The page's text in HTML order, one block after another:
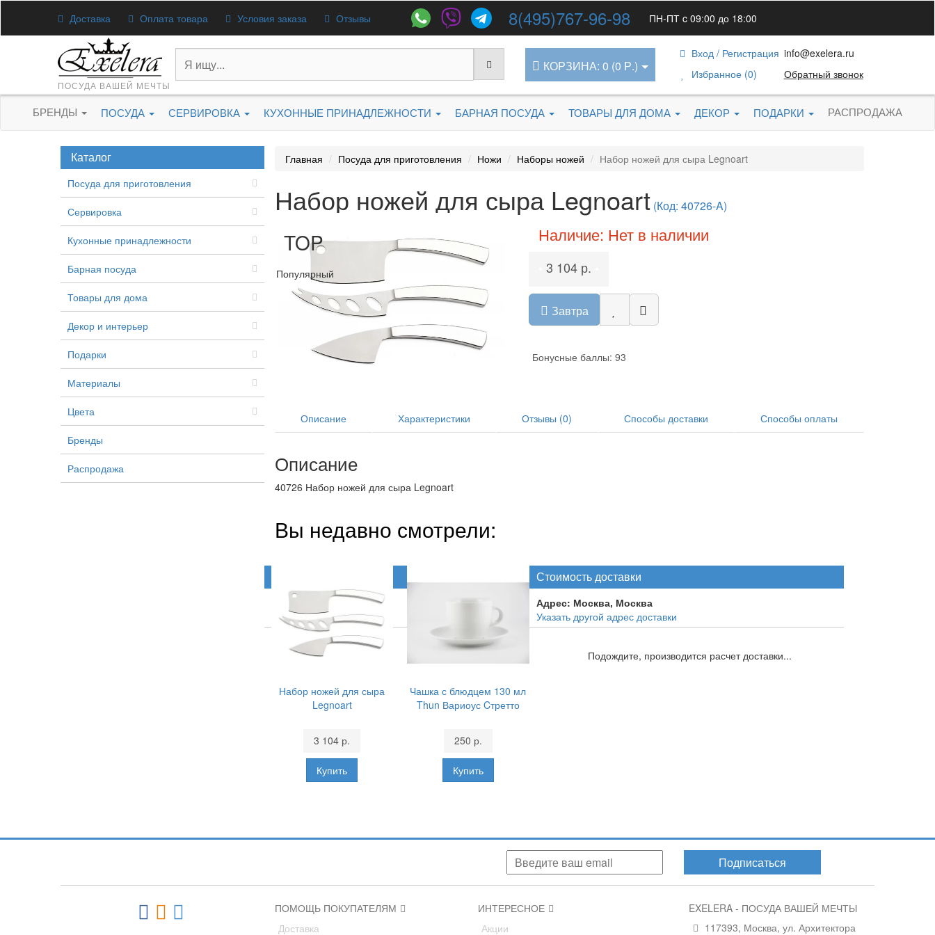
Доставка Оплата товара Условия заказа Отзывы 8(495)767-96-98 ПН-ПТ c 09:00 до 18:00
ПОСУДА ВАШЕЙ МЕЧТЫ
КОРЗИНА: 0 (0 Р.)
Вход / Регистрация
Избранное (0)
info@exelera.ru
Обратный звонок
БРЕНДЫ ПОСУДА СЕРВИРОВКА КУХОННЫЕ ПРИНАДЛЕЖНОСТИ БАРНАЯ ПОСУДА ТОВАРЫ ДЛЯ ДОМА ДЕКОР ПОДАРКИ РАСПРОДАЖА
Каталог
Посуда для приготовления
Сервировка
Кухонные принадлежности
Барная посуда
Товары для дома
Декор и интерьер
Подарки
Материалы
Цвета
Бренды
Распродажа
Главная Посуда для приготовления Ножи Наборы ножей Набор ножей для сыра Legnoart
Набор ножей для сыра Legnoart (Код: 40726-A)
TOP
Популярный
Наличие: Нет в наличии
3 104 р.
Завтра
Бонусные баллы: 93
Описание Характеристики Отзывы (0) Способы доставки Способы оплаты
Описание
40726 Набор ножей для сыра Legnoart
Вы недавно смотрели:
Набор ножей для сыра
Legnoart
3 104 р.
Чашка с блюдцем 130 мл
Thun Вариоус Cтретто
250 р.
Стоимость доставки
Адрес: Москва, Москва
Указать другой адрес доставки
Подождите, производится расчет доставки...
Подписаться
ПОМОЩЬ ПОКУПАТЕЛЯМ
Доставка
ИНТЕРЕСНОЕ
Акции
EXELERA - ПОСУДА ВАШЕЙ МЕЧТЫ
117393, Москва, ул. Архитектора